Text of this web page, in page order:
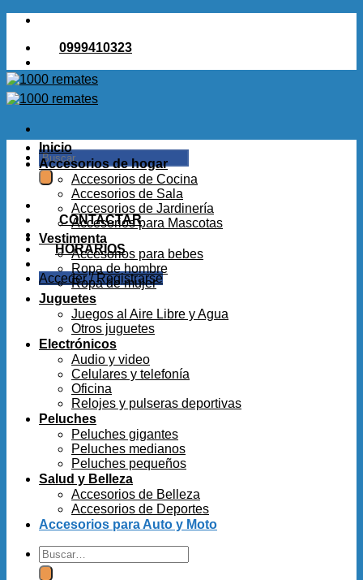
Saltar
contenido0999410323
Buscar
por:
CONTACTAR
HORARIOS
Acceder / Registrarse
Inicio
Accesorios de hogar
Accesorios de Cocina
Accesorios de Sala
Accesorios de Jardinería
Accesorios para Mascotas
Vestimenta
Accesorios para bebes
Ropa de hombre
Ropa de mujer
Juguetes
Juegos al Aire Libre y Agua
Otros juguetes
Electrónicos
Audio y video
Celulares y telefonía
Oficina
Relojes y pulseras deportivas
Peluches
Peluches gigantes
Peluches medianos
Peluches pequeños
Salud y Belleza
Accesorios de Belleza
Accesorios de Deportes
Accesorios para Auto y Moto
Buscar
por: